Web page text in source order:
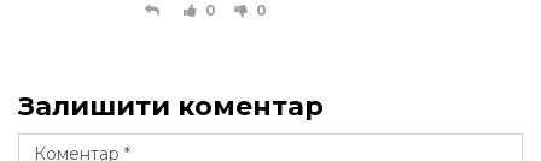
0 0
Залишити коментар